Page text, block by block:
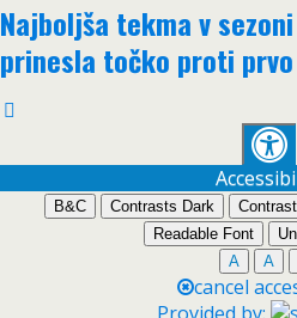
Najboljša tekma v
prinesla točko proti
B&C Contrasts Dark
Readable Font
A
A
cancel